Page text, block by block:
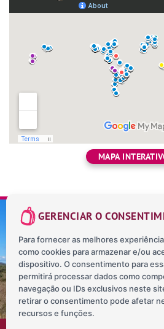
MAPA
SOBRE NÓS CONTATO BLOG
POLÍTICA DE
GERENCIAR O
Para fornecer as melhores
como cookies para armazenar e/ou
dispositivo. O consentimento para
permitirá processar dados como
navegação ou IDs exclusivos neste
retirar o consentimento pode afetar
recursos e funções.